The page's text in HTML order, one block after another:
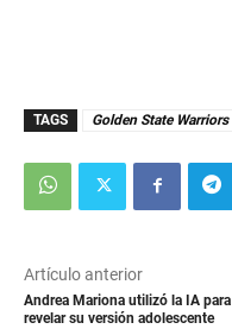
TAGS Golden State Warriors
Artículo anterior
Andrea Mariona utilizó la IA para
revelar su versión adolescente